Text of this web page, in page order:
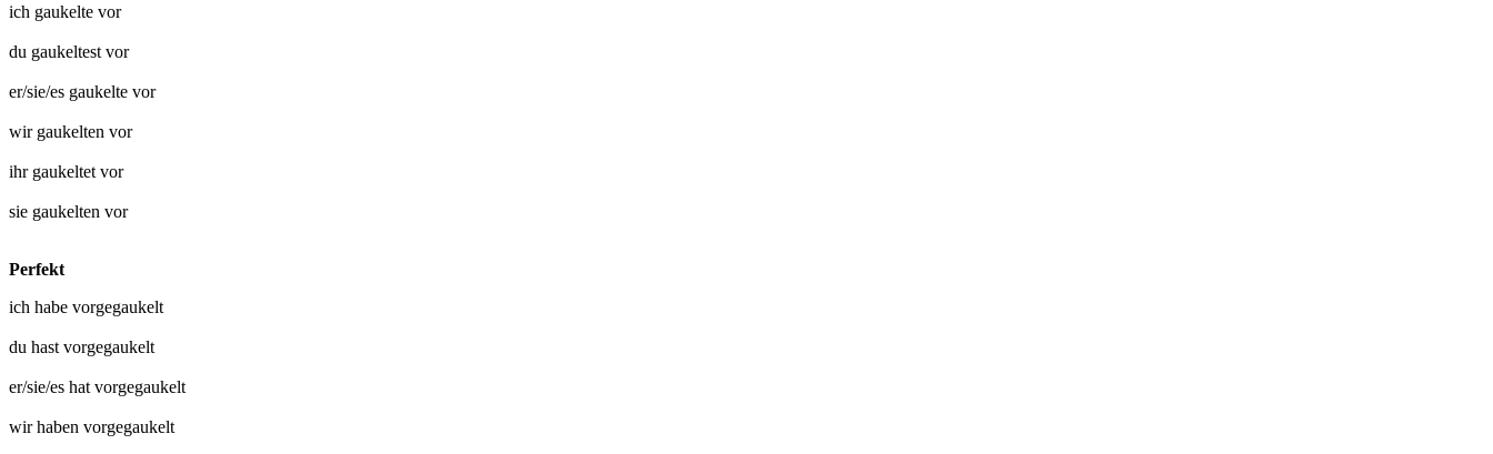
ich gaukelte vor
du gaukeltest vor
er/sie/es gaukelte vor
wir gaukelten vor
ihr gaukeltet vor
sie gaukelten vor
Perfekt
ich habe vorgegaukelt
du hast vorgegaukelt
er/sie/es hat vorgegaukelt
wir haben vorgegaukelt